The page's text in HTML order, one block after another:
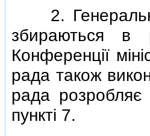
2. Генеральна
збираються в
Конференцiї
рада також
рада розробляє
пунктi 7.